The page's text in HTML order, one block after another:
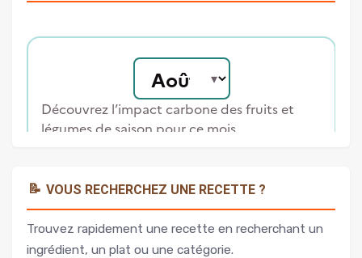
📝 VOUS RECHERCHEZ UNE RECETTE ?
Trouvez rapidement une recette en recherchant un
ingrédient, un plat ou une catégorie.